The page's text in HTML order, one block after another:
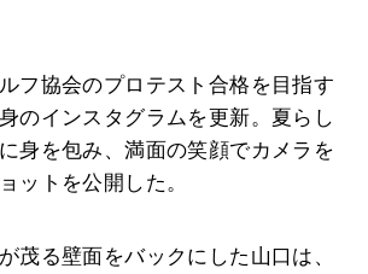
フ協会のプロテスト合格を目指す
のインスタグラムを更新。夏らし
身を包み、満面の笑顔でカメラを
ットを公開した。
茂る壁面をバックにした山口は、